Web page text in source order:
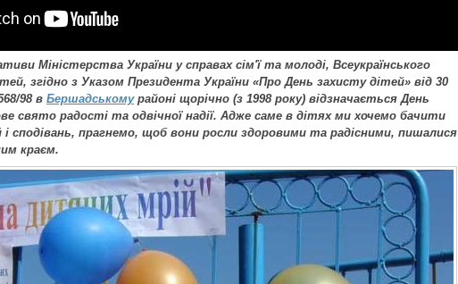
Міністерства України у справах сім'ї та молоді, Всеукраїнського
згідно з Указом Президента України «Про День захисту дітей» від 30
98 в Бершадськомурайоні щорічно (з 1998 року) відзначається День
свято радості та одвічної надії. Адже саме в дітях ми хочемо бачити
і сподівань, прагнемо, щоб вони росли здоровими та радісними, пишалися
краєм.